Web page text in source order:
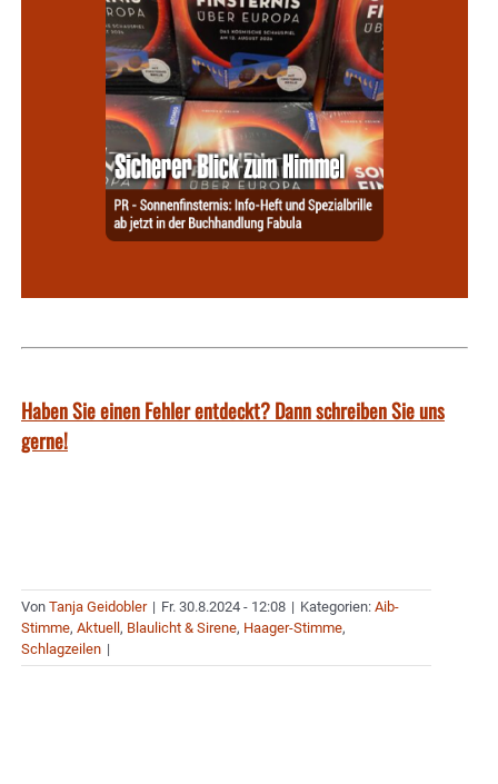
Haben Sie einen Fehler entdeckt? Dann schreiben Sie uns
gerne!
Von Tanja Geidobler | Fr. 30.8.2024 - 12:08 | Kategorien: Aib-
Stimme, Aktuell, Blaulicht & Sirene, Haager-Stimme,
Schlagzeilen |